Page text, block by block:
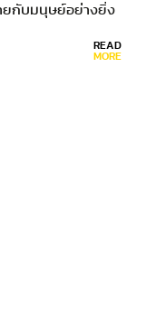
ยกับมนุษย์อย่างยิ่ง
READ
MORE